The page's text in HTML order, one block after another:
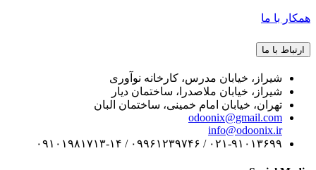
همکار با ما
ارتباط با ما
شیراز، خیابان مدرس، کارخانه نوآوری
شیراز، خیابان ملاصدرا، ساختمان دیار
تهران، خیابان امام خمینی، ساختمان البان
odoonix@gmail.com
info@odoonix.ir
۰۲۱-۹۱۰۱۳۶۹۹ / ۰۹۹۶۱۲۳۹۷۴۶ / ۰۹۱۰۱۹۸۱۷۱۳-۱۴